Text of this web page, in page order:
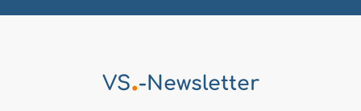
VS.-Newsletter